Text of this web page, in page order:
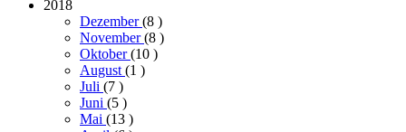
2018
Dezember(8 )
November(8 )
Oktober(10 )
August (1 )
Juli (7 )
Juni (5 )
Mai (13 )